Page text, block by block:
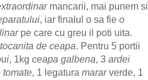
mancarii, mai punem si
, iar finalul o sa fie o
pe care cu greu il poti uita.
de ceapa. Pentru 5 portii
, 1kg ceapa galbena, 3 ardei
tomate, 1 legatura mararverde, 1